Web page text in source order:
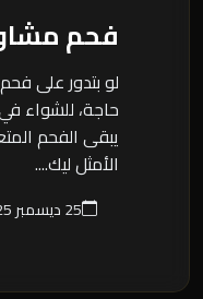
فحم
لو بتدور على
حاجة، للشواء
يبقى الفحم
الأمثل ليك....
25 ديسمبر 2025